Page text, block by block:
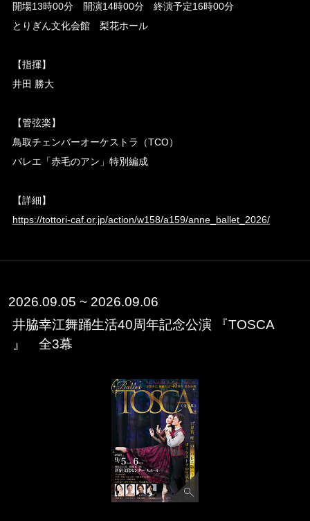
開場13時00分 開演14時00分 終演予定16時00分
とりぎん文化会館 梨花ホール
【指揮】
井田 勝大
【管弦楽】
鳥取チェンバーオーケストラ（TCO）
バレエ「赤毛のアン」特別編成
【詳細】
https://tottori-caf.or.jp/action/w158/a159/anne_ballet_2026/
2026.09.05 ~ 2026.09.06
井脇幸江舞踊生活40周年記念公演 『TOSCA
』 全3幕